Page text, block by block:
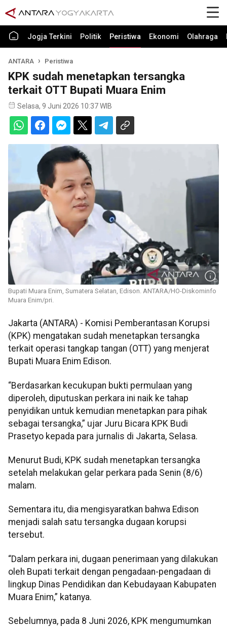
Jogja Terkini Politik Peristiwa Ekonomi Olahraga
ANTARA Peristiwa
KPK sudah menetapkan tersangka
terkait OTT Bupati Muara Enim
Selasa, 9 Juni 2026 10:37 WIB
Bupati Muara Enim, Sumatera Selatan, Edison. ANTARA/HO-Diskominfo
Muara Enim/pri.
Jakarta (ANTARA) - Komisi Pemberantasan Korupsi
(KPK) mengatakan sudah menetapkan tersangka
terkait operasi tangkap tangan (OTT) yang menjerat
Bupati Muara Enim Edison.
“Berdasarkan kecukupan bukti permulaan yang
diperoleh, diputuskan perkara ini naik ke tahap
penyidikan untuk kemudian menetapkan para pihak
sebagai tersangka,” ujar Juru Bicara KPK Budi
Prasetyo kepada para jurnalis di Jakarta, Selasa.
Menurut Budi, KPK sudah menetapkan tersangka
setelah melakukan gelar perkara pada Senin (8/6)
malam.
Sementara itu, dia mengisyaratkan bahwa Edison
menjadi salah satu tersangka dugaan korupsi
tersebut.
“Dalam perkara ini, dugaan penerimaan yang dilakukan
oleh Bupati terkait dengan pengadaan-pengadaan di
lingkup Dinas Pendidikan dan Kebudayaan Kabupaten
Muara Enim,” katanya.
Sebelumnya, pada 8 Juni 2026, KPK mengumumkan